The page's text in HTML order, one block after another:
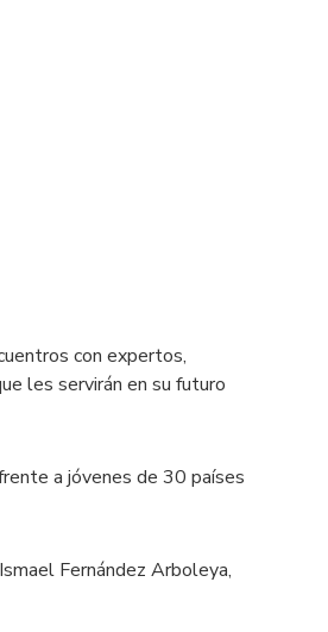
con expertos,
les servirán en su futuro
a jóvenes de 30 países
Fernández Arboleya,